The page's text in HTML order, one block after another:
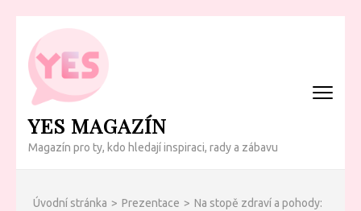
Přeskočit
obsah
(Enter)
YES MAGAZÍN
Magazín pro ty, kdo hledají inspiraci, rady a zábavu
Úvodní stránka > Prezentace > Na stopě zdraví a pohody: